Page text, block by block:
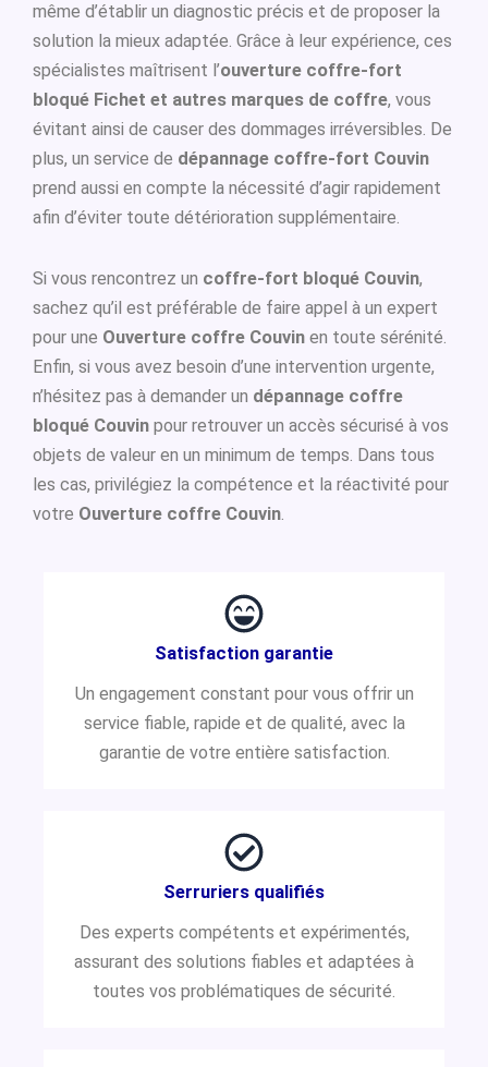
même d’établir un diagnostic précis et de proposer la
solution la mieux adaptée. Grâce à leur expérience, ces
spécialistes maîtrisent l’ouverture coffre-fort
bloqué Fichet et autres marques de coffre, vous
évitant ainsi de causer des dommages irréversibles. De
plus, un service de dépannage coffre-fort Couvin
prend aussi en compte la nécessité d’agir rapidement
afin d’éviter toute détérioration supplémentaire.
Si vous rencontrez un coffre-fort bloqué Couvin,
sachez qu’il est préférable de faire appel à un expert
pour une Ouverture coffre Couvin en toute sérénité.
Enfin, si vous avez besoin d’une intervention urgente,
n’hésitez pas à demander un dépannage coffre
bloqué Couvin pour retrouver un accès sécurisé à vos
objets de valeur en un minimum de temps. Dans tous
les cas, privilégiez la compétence et la réactivité pour
votre Ouverture coffre Couvin.
Satisfaction garantie
Un engagement constant pour vous offrir un
service fiable, rapide et de qualité, avec la
garantie de votre entière satisfaction.
Serruriers qualifiés
Des experts compétents et expérimentés,
assurant des solutions fiables et adaptées à
toutes vos problématiques de sécurité.